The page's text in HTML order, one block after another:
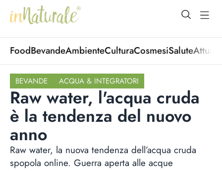
open
FoodBevandeAmbienteCulturaCosmesiSalute
BEVANDE ACQUA & INTEGRATORI
Raw water, l'acqua cruda
è la tendenza del nuovo
anno
Raw water, la nuova tendenza dell’acqua cruda
spopola online. Guerra aperta alle acque